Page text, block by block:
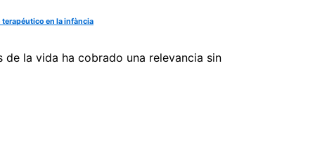
en la infància
de la vida ha cobrado una relevancia sin